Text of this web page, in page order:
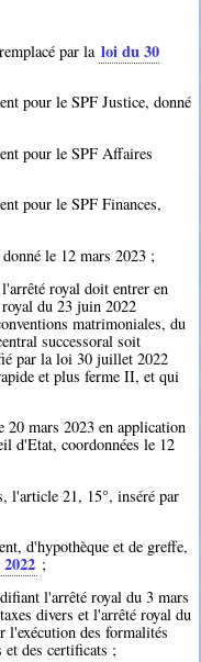
par la loi du 30
pour le SPF Justice, donné
pour le SPF Affaires
pour le SPF Finances,
le 12 mars 2023 ;
royal doit entrer en
du 23 juin 2022
matrimoniales, du
successoral soit
par la loi 30 juillet 2022
et plus ferme II, et qui
mars 2023 en application
d'Etat, coordonnées le 12
l'article 21, 15°, inséré par
d'hypothèque et de greffe,
;
l'arrêté royal du 3 mars
divers et l'arrêté royal du
l'exécution des formalités
et des certificats ;